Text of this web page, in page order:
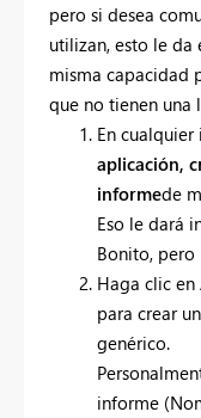
pero si desea
utilizan, esto le da
misma capacidad
que no tienen una
En
aplicación,
informede
Eso le dará
Bonito,
Haga clic en
para crear
genérico.
informe